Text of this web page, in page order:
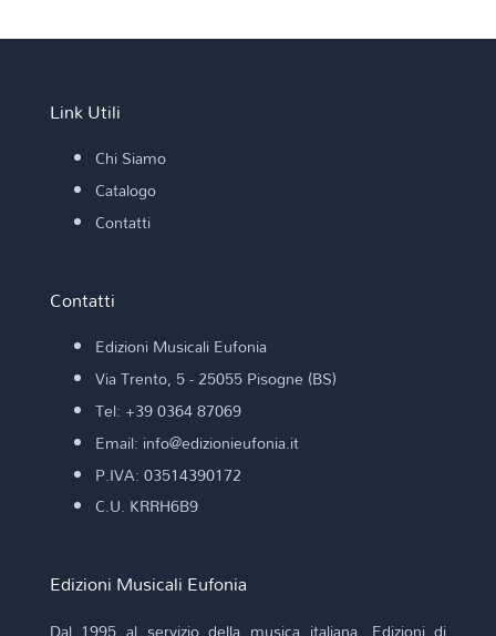
Link Utili
Chi Siamo
Catalogo
Contatti
Contatti
Edizioni Musicali Eufonia
Via Trento, 5 - 25055 Pisogne (BS)
Tel: +39 0364 87069
Email: info@edizionieufonia.it
P.IVA: 03514390172
C.U. KRRH6B9
Edizioni Musicali Eufonia